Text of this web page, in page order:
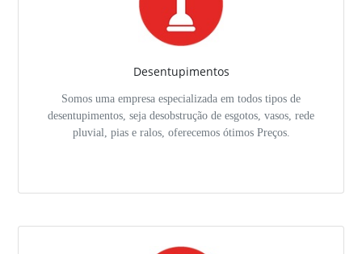
Desentupimentos
Somos uma empresa especializada em todos tipos de
desentupimentos, seja desobstrução de esgotos, vasos, rede
pluvial, pias e ralos, oferecemos ótimos Preços.